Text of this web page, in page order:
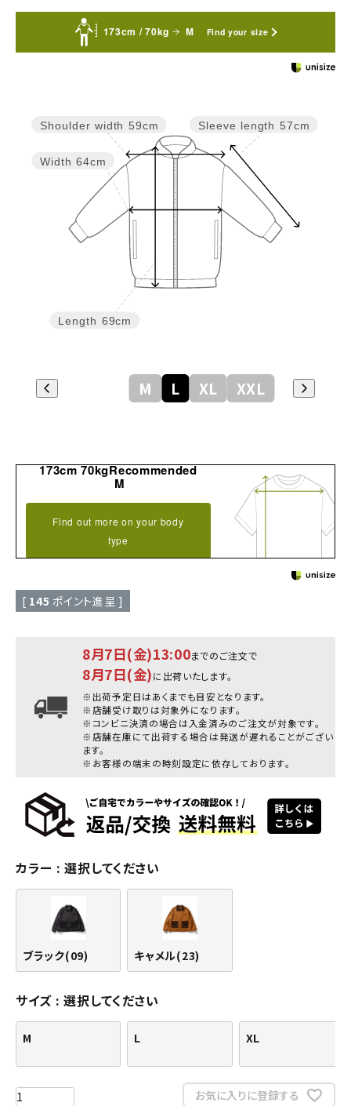
173cm / 70kg M Find your size
Sleeve length 57cm
Length 69cm
Width 64cm
Shoulder width 59cm
M L XL XXL
173cm 70kgRecommended
M
Find out more on your body
type
[ 145 ポイント進呈 ]
8月7日(金)13:00までのご注文で
8月7日(金)に出荷いたします。
※出荷予定日はあくまでも目安となります。
※店舗受け取りは対象外になります。
※コンビニ決済の場合は入金済みのご注文が対象です。
※店舗在庫にて出荷する場合は発送が遅れることがござい
ます。
※お客様の端末の時刻設定に依存しております。
カラー 選択してください
ブラック(09) キャメル(23)
サイズ 選択してください
M L XL
お気に入りに登録する